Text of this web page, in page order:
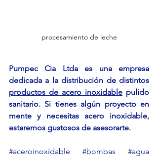
procesamiento de leche
Pumpec Cia Ltda es una empresa
productos de acero inoxidable pulido
sanitario. Si tienes algún proyecto en
mente y necesitas acero inoxidable,
estaremos gustosos de asesorarte.
#aceroinoxidable #bombas
#agua